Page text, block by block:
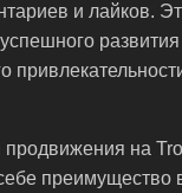
и лайков.
на
преимущество